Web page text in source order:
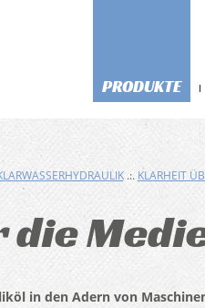
PRODUKTE
.:. KLARHEIT
die
von